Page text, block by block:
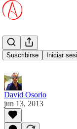
Suscribirse Iniciar
El
David Osorio
jun 13, 2013